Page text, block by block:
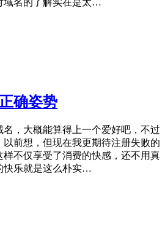
域名的了解实在是太…
确姿势
，大概能算得上一个爱好吧，不过
前想，但现在我更期待注册失败的
不仅享受了消费的快感，还不用真
快乐就是这么朴实…